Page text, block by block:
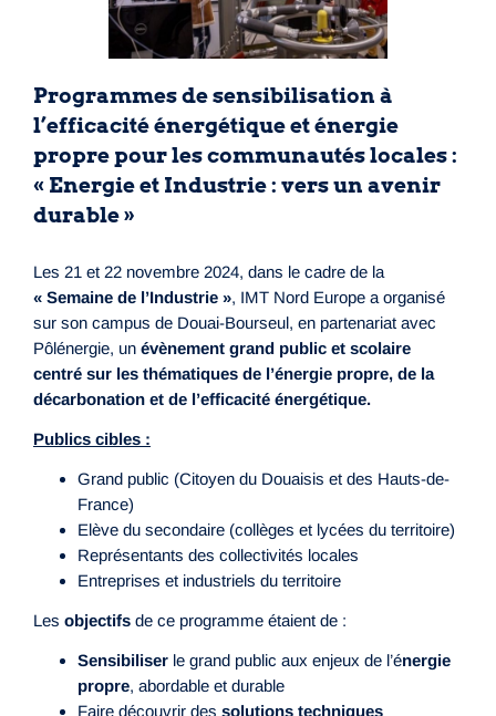
Programmes de sensibilisation à
l’efficacité énergétique et énergie
propre pour les communautés locales :
« Energie et Industrie : vers un avenir
durable »
Les 21 et 22 novembre 2024, dans le cadre de la
« Semaine de l’Industrie », IMT Nord Europe a organisé
sur son campus de Douai-Bourseul, en partenariat avec
Pôlénergie, un évènement grand public et scolaire
centré sur les thématiques de l’énergie propre, de la
décarbonation et de l’efficacité énergétique.
Publics cibles :
Grand public (Citoyen du Douaisis et des Hauts-de-
France)
Elève du secondaire (collèges et lycées du territoire)
Représentants des collectivités locales
Entreprises et industriels du territoire
Les objectifs de ce programme étaient de :
Sensibiliser le grand public aux enjeux de l’énergie
propre, abordable et durable
Faire découvrir des solutions techniques